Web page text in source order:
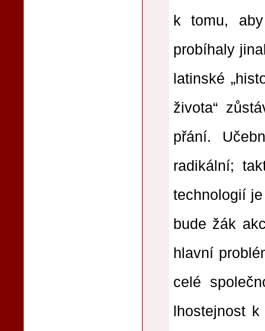
k tomu,
probíhaly
latinské
života“
přání.
radikální;
technologií
bude žák
hlavní
celé
lhostejnost